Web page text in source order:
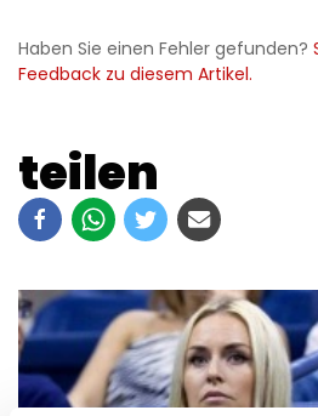
Haben Sie einen Fehler gefunden?
Feedback zu diesem Artikel.
teilen